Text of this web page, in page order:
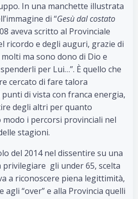
In una manchette illustrata
di “Gesù dal costato
aveva scritto al Provinciale
ricordo e degli auguri, grazie di
ma sono dono di Dio e
per Lui…”. È quello che
cercato di fare talora
di vista con franca energia,
degli altri per quanto
i percorsi provinciali nel
stagioni.
del 2014 nel dissentire su una
privilegiare gli under 65, scelta
a riconoscere piena legittimità,
agli “over” e alla Provincia quelli